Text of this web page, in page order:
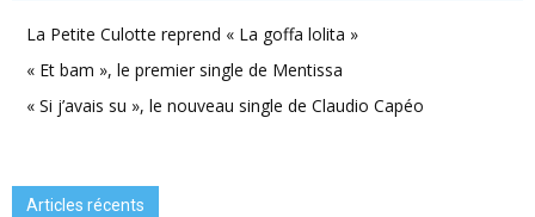
La Petite Culotte reprend « La goffa lolita »
« Et bam », le premier single de Mentissa
« Si j’avais su », le nouveau single de Claudio Capéo
Articles récents